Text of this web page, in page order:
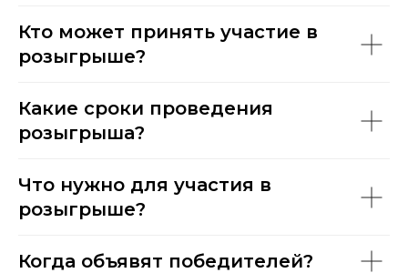
Кто может принять участие в
розыгрыше?
Какие сроки проведения
розыгрыша?
Что нужно для участия в
розыгрыше?
Когда объявят победителей?